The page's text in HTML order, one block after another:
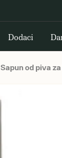
Dodaci
Sapun od piva